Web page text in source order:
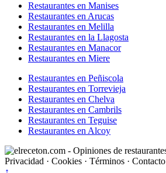
Restaurantes en Manises
Restaurantes en Arucas
Restaurantes en Melilla
Restaurantes en la Llagosta
Restaurantes en Manacor
Restaurantes en Miere
Restaurantes en Peñiscola
Restaurantes en Torrevieja
Restaurantes en Chelva
Restaurantes en Cambrils
Restaurantes en Teguise
Restaurantes en Alcoy
Privacidad · Cookies · Términos · Contacto